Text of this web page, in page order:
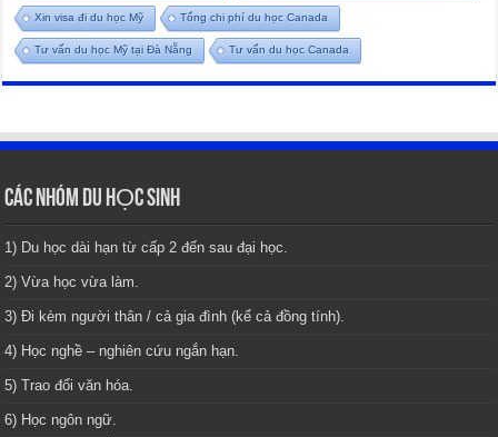
Xin visa đi du học Mỹ Tổng chi phí du học Canada
Tư vấn du học Mỹ tại Đà Nẵng Tư vấn du học Canada
CÁC NHÓM DU HỌC SINH
1) Du học dài hạn từ cấp 2 đến sau đại học.
2) Vừa học vừa làm.
3) Đi kèm người thân / cả gia đình (kể cả đồng tính).
4) Học nghề – nghiên cứu ngắn hạn.
5) Trao đổi văn hóa.
6) Học ngôn ngữ.